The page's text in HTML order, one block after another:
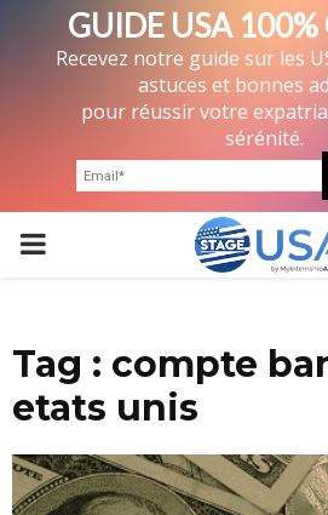
PRIMARY
Tag : compte
etats unis
GUIDE USA
Recevez notre guide sur les
astuces et bonnes
pour réussir votre
sérénité.